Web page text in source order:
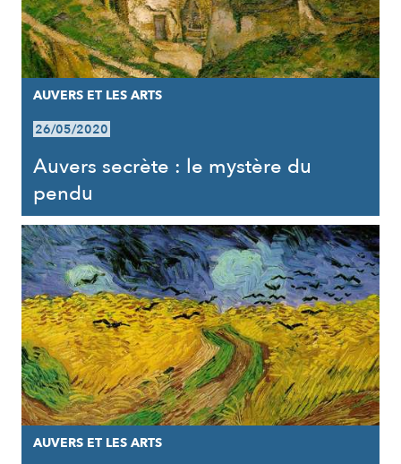
AUVERS ET LES ARTS
26/05/2020
Auvers secrète : le mystère du
pendu
AUVERS ET LES ARTS